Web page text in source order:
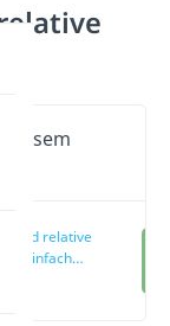
und relative
einfach